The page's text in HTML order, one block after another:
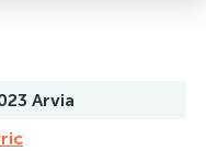
Arvia